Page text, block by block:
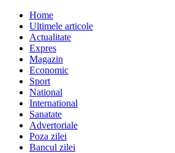
Home
Ultimele articole
Actualitate
Expres
Magazin
Economic
Sport
National
International
Sanatate
Advertoriale
Poza zilei
Bancul zilei